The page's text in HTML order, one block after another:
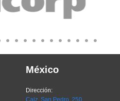
México
Dirección:
Calz. San Pedro 250,